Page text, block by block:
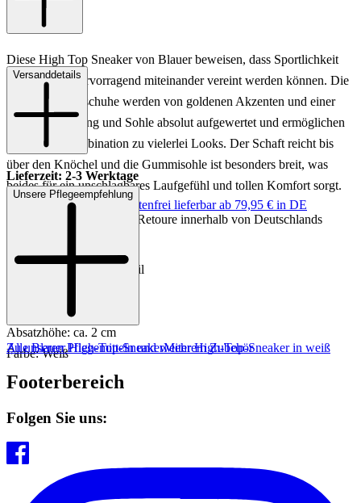
Diese High Top Sneaker von Blauer beweisen, dass Sportlichkeit
und Eleganz hervorragend miteinander vereint werden können. Die
weißen Damenschuhe werden von goldenen Akzenten und einer
beigen Schnürung und Sohle absolut aufgewertet und ermöglichen
damit eine Kombination zu vielerlei Looks. Der Schaft reicht bis
über den Knöchel und die Gummisohle ist besonders breit, was
beides für ein unschlagbares Laufgefühl und tollen Komfort sorgt.
Innenmaterial: Leder/Textil
Sohle: Gummisohle
Absatzhöhe: ca. 2 cm
Farbe: Weiß
Versanddetails
Lieferzeit: 2-3 Werktage
Keine Versandkosten:
kostenfrei lieferbar ab 79,95 € in DE
Einfache und Kostenlose Retoure innerhalb von Deutschlands
Unsere Pflegeempfehlung
Zu unseren Pflegemitteln und weiterem Zubehör
Alle Blauer High-Top-SneakerMehr High-Top-Sneaker in weiß
Footerbereich
Folgen Sie uns: